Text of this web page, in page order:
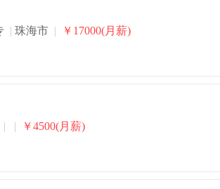
| 珠海市 | ￥17000(月薪)
| | ￥4500(月薪)